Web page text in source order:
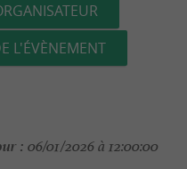
L'ÉVÈNEMENT
: 06/01/2026 à 12:00:00